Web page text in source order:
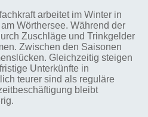
arbeitet im Winter in
Wörthersee. Während der
Zuschläge und Trinkgelder
Zwischen den Saisonen
Gleichzeitig steigen
Unterkünfte in
teurer sind als reguläre
bleibt